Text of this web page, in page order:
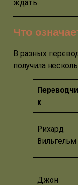
ждать.
Что
В разных
получила
Переводчи
к
Рихард
Вильгельм
Джон